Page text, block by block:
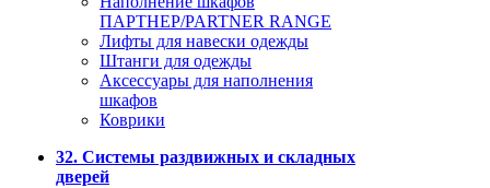
ПАРТНЕР/PARTNER RANGE
Лифты для навески одежды
Штанги для одежды
Аксессуары для наполнения
шкафов
Коврики
32. Системы раздвижных и складных
дверей